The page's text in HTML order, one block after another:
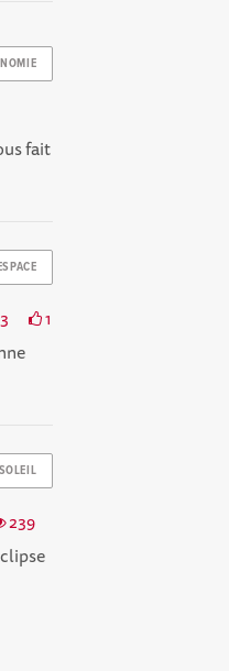
fait
1
SOLEIL
239